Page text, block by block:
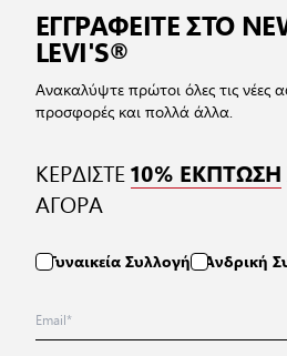
ΕΓΓΡΑΦΕΙΤΕ ΣΤΟ
LEVI'S®
Ανακαλύψτε πρώτοι όλες τις νέες
προσφορές και πολλά άλλα.
ΚΕΡΔΙΣΤΕ10% ΕΚΠΤΩΣΗ
ΑΓΟΡΑ
Γυναικεία Συλλογή Ανδρική